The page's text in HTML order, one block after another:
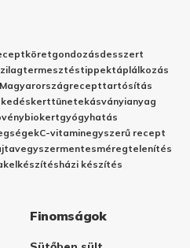
köretgondozásdesszert
termesztéstippektáplálkozás
Magyarországrecepttartósítás
kerttünetekásványianyag
biokertgyógyhatás
C-vitaminegyszerű recept
vegyszermentesméregtelenítés
elkészítésházi készítés
Finomságok